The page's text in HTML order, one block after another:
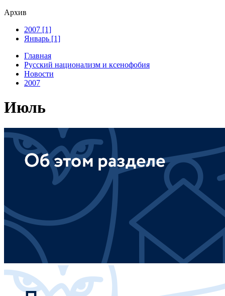
Архив
2007 [1]
Январь [1]
Главная
Русский национализм и ксенофобия
Новости
2007
Июль